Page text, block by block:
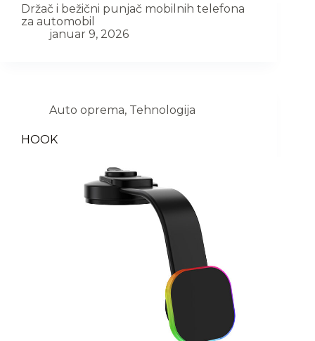
Držač i bežični punjač mobilnih telefona
za automobil
januar 9, 2026
Auto oprema, Tehnologija
HOOK